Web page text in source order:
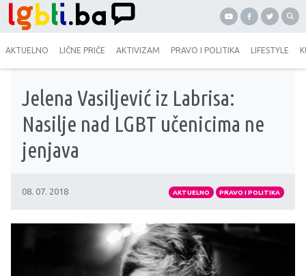
AKTUELNO LIČNE PRIČE AKTIVIZAM PRAVO I POLITIKA LIFESTYLE
Jelena Vasiljević iz Labrisa:
Nasilje nad LGBT učenicima ne
jenjava
08. 07. 2018 AKTUELNO PRAVO I POLITIKA